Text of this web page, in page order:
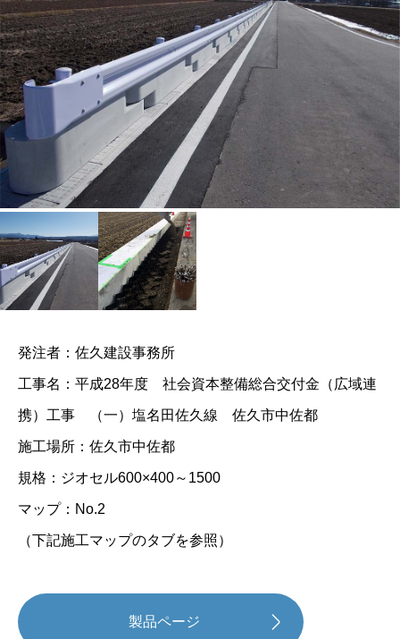
発注者：佐久建設事務所
工事名：平成28年度 社会資本整備総合交付金（広域連
携）工事 （一）塩名田佐久線 佐久市中佐都
施工場所：佐久市中佐都
規格：ジオセル600×400～1500
マップ：No.2
（下記施工マップのタブを参照）
製品ページ